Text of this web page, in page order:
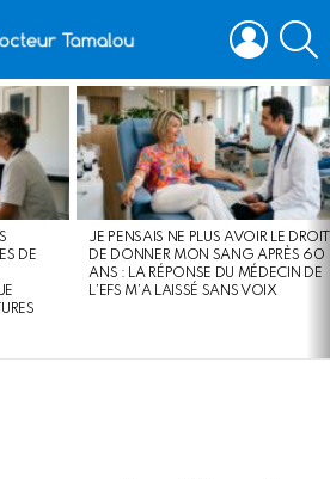
LOGIN
DE
JE PENSAIS NE PLUS AVOIR LE DROIT
DE DONNER MON SANG APRÈS 60
ANS : LA RÉPONSE DU MÉDECIN DE
L’EFS M’A LAISSÉ SANS VOIX